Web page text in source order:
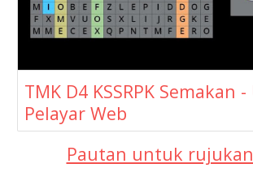
TMK D4 KSSRPK Semakan
Pelayar Web
Pautan untuk